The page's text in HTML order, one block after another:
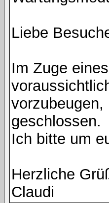
Liebe
Im Zuge
geschlossen.
Ich bitte um
Herzliche
Claudi